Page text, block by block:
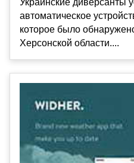
Украинские диверсанты
автоматическое
которое было
Херсонской области....